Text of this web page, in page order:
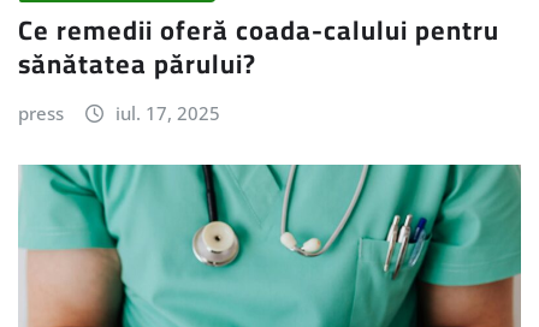
Ce remedii oferă coada-calului pentru
sănătatea părului?
press iul. 17, 2025